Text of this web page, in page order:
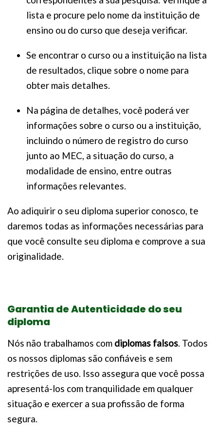
lista e procure pelo nome da instituição de
ensino ou do curso que deseja verificar.
Se encontrar o curso ou a instituição na lista
de resultados, clique sobre o nome para
obter mais detalhes.
Na página de detalhes, você poderá ver
informações sobre o curso ou a instituição,
incluindo o número de registro do curso
junto ao MEC, a situação do curso, a
modalidade de ensino, entre outras
informações relevantes.
Ao adiquirir o seu diploma superior conosco, te
daremos todas as informações necessárias para
que você consulte seu diploma e comprove a sua
originalidade.
Garantia de Autenticidade do seu
diploma
Nós não trabalhamos com diplomas falsos. Todos
os nossos diplomas são confiáveis e sem
restrições de uso. Isso assegura que você possa
apresentá-los com tranquilidade em qualquer
situação e exercer a sua profissão de forma
segura.